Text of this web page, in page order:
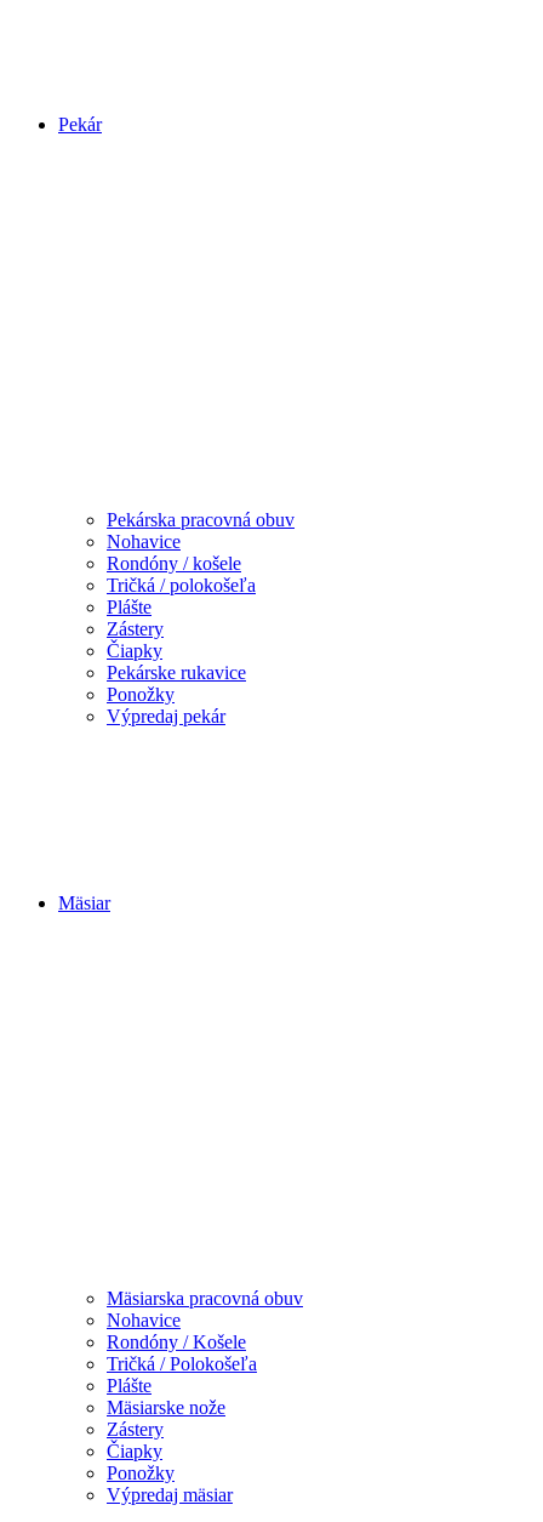
Pekár
Pekárska pracovná obuv
Nohavice
Rondóny / košele
Tričká / polokošeľa
Plášte
Zástery
Čiapky
Pekárske rukavice
Ponožky
Výpredaj pekár
Mäsiar
Mäsiarska pracovná obuv
Nohavice
Rondóny / Košele
Tričká / Polokošeľa
Plášte
Mäsiarske nože
Zástery
Čiapky
Ponožky
Výpredaj mäsiar